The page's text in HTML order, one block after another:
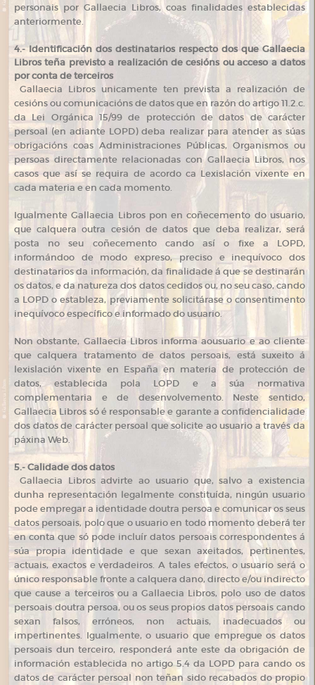
personais por Gallaecia Libros, coas finalidades establecidas
anteriormente.
4.- Identificación dos destinatarios respecto dos que Gallaecia
Libros teña previsto a realización de cesións ou acceso a datos
por conta de terceiros
Gallaecia Libros unicamente ten prevista a realización de
cesións ou comunicacións de datos que en razón do artigo 11.2.c.
da Lei Orgánica 15/99 de protección de datos de carácter
persoal (en adiante LOPD) deba realizar para atender as súas
obrigacións coas Administraciones Públicas, Organismos ou
persoas directamente relacionadas con Gallaecia Libros, nos
casos que así se requira de acordo ca Lexislación vixente en
cada materia e en cada momento.
Igualmente Gallaecia Libros pon en coñecemento do usuario,
que calquera outra cesión de datos que deba realizar, será
posta no seu coñecemento cando así o fixe a LOPD,
informándoo de modo expreso, preciso e inequívoco dos
destinatarios da información, da finalidade á que se destinarán
os datos, e da natureza dos datos cedidos ou, no seu caso, cando
a LOPD o estableza, previamente solicitárase o consentimento
inequívoco específico e informado do usuario.
Non obstante, Gallaecia Libros informa aousuario e ao cliente
que calquera tratamento de datos persoais, está suxeito á
lexislación vixente en España en materia de protección de
datos, establecida pola LOPD e a súa normativa
complementaria e de desenvolvemento. Neste sentido,
Gallaecia Libros só é responsable e garante a confidencialidade
dos datos de carácter persoal que solicite ao usuario a través da
páxina Web.
5.- Calidade dos datos
Gallaecia Libros advirte ao usuario que, salvo a existencia
dunha representación legalmente constituída, ningún usuario
pode empregar a identidade doutra persoa e comunicar os seus
datos persoais, polo que o usuario en todo momento deberá ter
en conta que só pode incluír datos persoais correspondentes á
súa propia identidade e que sexan axeitados, pertinentes,
actuais, exactos e verdadeiros. A tales efectos, o usuario será o
único responsable fronte a calquera dano, directo e/ou indirecto
que cause a terceiros ou a Gallaecia Libros, polo uso de datos
persoais doutra persoa, ou os seus propios datos persoais cando
sexan falsos, erróneos, non actuais, inadecuados ou
impertinentes. Igualmente, o usuario que empregue os datos
persoais dun terceiro, responderá ante este da obrigación de
información establecida no artigo 5.4 da LOPD para cando os
datos de carácter persoal non teñan sido recabados do propio